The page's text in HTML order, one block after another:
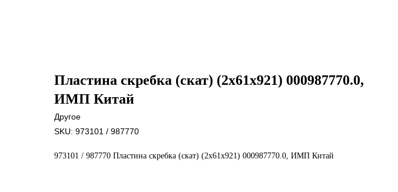
Пластина скребка (скат) (2х61х921) 000987770.0,
ИМП Китай
Другое
SKU: 973101 / 987770
973101 / 987770 Пластина скребка (скат) (2х61х921) 000987770.0, ИМП Китай